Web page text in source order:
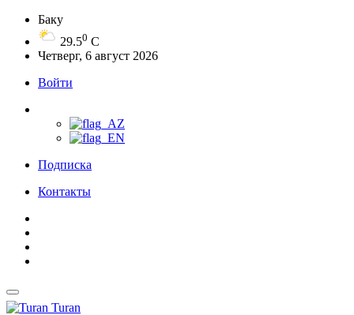
Баку
29.50 C
Четверг, 6 август 2026
Войти
Подписка
Контакты
Turan